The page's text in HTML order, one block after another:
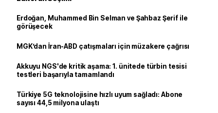
Erdoğan, Muhammed Bin Selman ve Şahbaz Şerif ile
görüşecek
MGK’dan İran-ABD çatışmaları için müzakere çağrısı
Akkuyu NGS'de kritik aşama: 1. ünitede türbin tesisi
testleri başarıyla tamamlandı
Türkiye 5G teknolojisine hızlı uyum sağladı: Abone
sayısı 44,5 milyona ulaştı